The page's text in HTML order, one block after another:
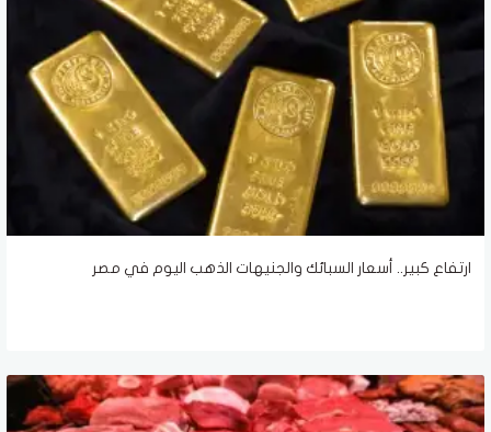
ارتفاع كبير.. أسعار السبائك والجنيهات الذهب اليوم في مصر